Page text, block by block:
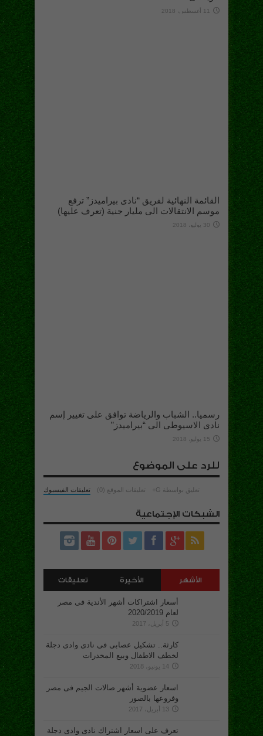
11 أغسطس، 2018
القائمة النهائية لفريق “نادى بيراميدز” ترفع
موسم الانتقالات الى مليار جنية (تعرف عليها)
30 يوليو، 2018
رسميا.. الشباب والرياضة توافق على تغيير إسم
نادى الاسيوطى الى “بيراميدز”
15 يوليو، 2018
للرد على الموضوع
تعليقات الفيسبوك تعليقات الموقع (0) تعليق بواسطة G+
الشبكات الإجتماعية
الأشهر الأخيرة تعليقات
أسعار اشتراكات أشهر الأندية فى مصر
لعام 2020/2019
5 أبريل، 2017
كارثة.. تشكيل عصابى فى نادى وادى دجلة
لخطف الاطفال وبيع المخدرات
14 يونيو، 2018
اسعار عضوية أشهر صالات الجيم فى مصر
وفروعها بالصور
13 أبريل، 2017
تعرف على اسعار اشتراك نادى وادى دجلة